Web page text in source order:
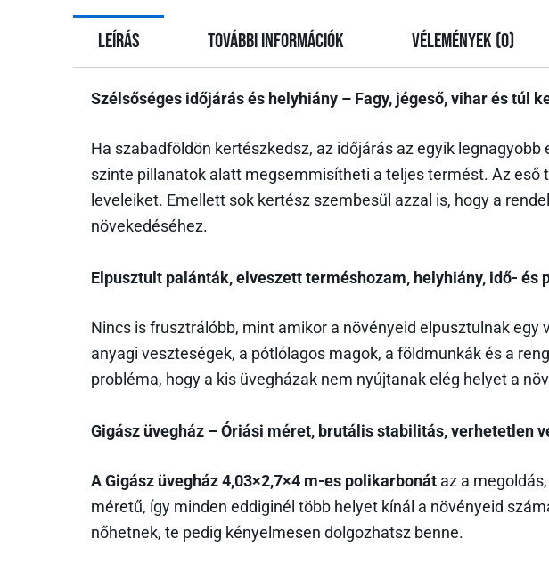
Leírás További információk Vélemények (0)
Szélsőséges időjárás és helyhiány – Fagy, jégeső, vihar és túl
Ha szabadföldön kertészkedsz, az időjárás az egyik
szinte pillanatok alatt megsemmisítheti a teljes termést. Az
leveleiket. Emellett sok kertész szembesül azzal is, hogy a
növekedéséhez.
Elpusztult palánták, elveszett terméshozam, helyhiány, idő- és
Nincs is frusztrálóbb, mint amikor a növényeid elpusztulnak
anyagi veszteségek, a pótlólagos magok, a földmunkák és a
probléma, hogy a kis üvegházak nem nyújtanak elég helyet a
Gigász üvegház – Óriási méret, brutális stabilitás, verhetetlen
A Gigász üvegház 4,03×2,7×4 m-es polikarbonát az a
méretű, így minden eddiginél több helyet kínál a növényeid
nőhetnek, te pedig kényelmesen dolgozhatsz benne.